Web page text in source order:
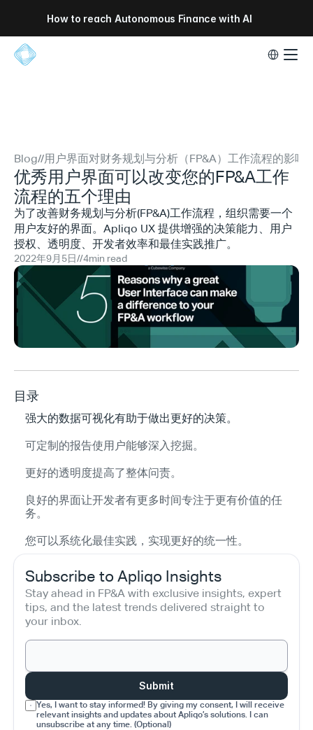
How to reach Autonomous Finance with AI
Select
Blog//用户界面对财务规划与分析（FP&A）工作流程的影响
优秀用户界面可以改变您的FP&A工作
流程的五个理由
为了改善财务规划与分析(FP&A)工作流程，组织需要一个
用户友好的界面。Apliqo UX 提供增强的决策能力、用户
授权、透明度、开发者效率和最佳实践推广。
2022年9月5日//4min read
目录
强大的数据可视化有助于做出更好的决策。
可定制的报告使用户能够深入挖掘。
更好的透明度提高了整体问责。
良好的界面让开发者有更多时间专注于更有价值的任
务。
您可以系统化最佳实践，实现更好的统一性。
Subscribe to Apliqo Insights
Stay ahead in FP&A with exclusive insights, expert
tips, and the latest trends delivered straight to
your inbox.
Submit
Yes, I want to stay informed! By giving my consent, I will receive
relevant insights and updates about Apliqo’s solutions. I can
unsubscribe at any time. (Optional)